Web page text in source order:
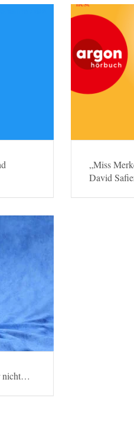
„Miss
David
nicht…